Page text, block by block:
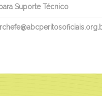
Suporte Técnico